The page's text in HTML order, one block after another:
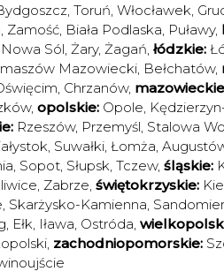
, Toruń, Włocławek,
, Zamość, Biała Podlaska, Puławy,
Nowa Sól, Żary, Żagań, łódzkie:
Mazowiecki, Bełchatów,
, Chrzanów,
, opolskie: Opole,
Rzeszów, Przemyśl, Stalowa
, Suwałki, Łomża,
, Sopot, Słupsk, Tczew, śląskie:
, Zabrze, świętokrzyskie:
, Skarżysko-Kamienna,
, Ełk, Iława, Ostróda,
, zachodniopomorskie: